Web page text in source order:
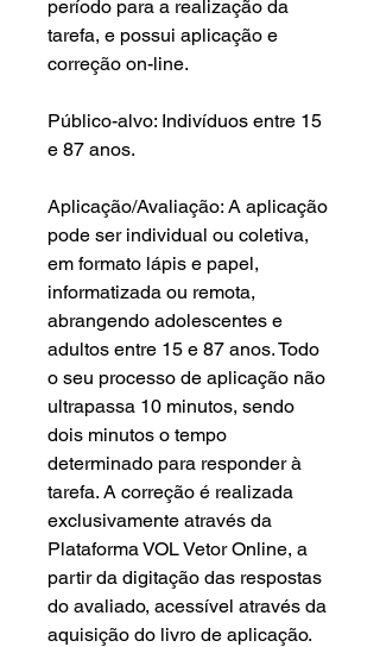
período para a realização da
tarefa, e possui aplicação e
correção on-line.
Público-alvo: Indivíduos entre 15
e 87 anos.
Aplicação/Avaliação: A aplicação
pode ser individual ou coletiva,
em formato lápis e papel,
informatizada ou remota,
abrangendo adolescentes e
adultos entre 15 e 87 anos. Todo
o seu processo de aplicação não
ultrapassa 10 minutos, sendo
dois minutos o tempo
determinado para responder à
tarefa. A correção é realizada
exclusivamente através da
Plataforma VOL Vetor Online, a
partir da digitação das respostas
do avaliado, acessível através da
aquisição do livro de aplicação.